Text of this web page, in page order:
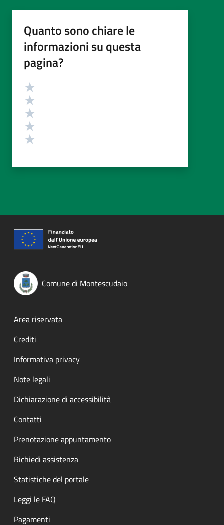
Quanto sono chiare le
informazioni su questa
pagina?
Valutazione
Comune di Montescudaio
Footer menu
Area riservata
Crediti
Informativa privacy
Note legali
Dichiarazione di accessibilità
Contatti
Prenotazione appuntamento
Richiedi assistenza
Statistiche del portale
Leggi le FAQ
Pagamenti